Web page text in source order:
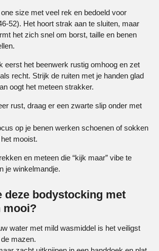
size met veel rek en bedoeld voor
52). Het hoort strak aan te sluiten, maar
het zich snel om borst, taille en benen
eerst het beenwerk rustig omhoog en zet
recht. Strijk de ruiten met je handen glad
oogt het meteen strakker.
rust, draag er een zwarte slip onder met
op je benen werken schoenen of sokken
mooist.
en meteen die “kijk maar” vibe te
je winkelmandje.
deze bodystocking met
mooi?
water met mild wasmiddel is het veiligst
mazen.